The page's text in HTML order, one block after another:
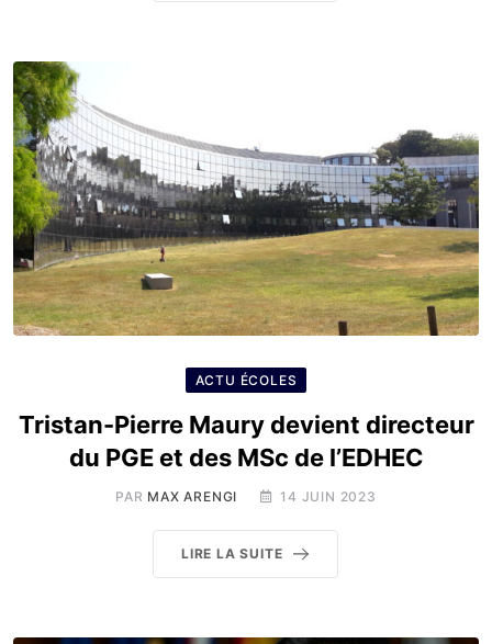
ACTU ÉCOLES
Tristan-Pierre Maury devient directeur
du PGE et des MSc de l’EDHEC
PAR MAX ARENGI 14 JUIN 2023
LIRE LA SUITE